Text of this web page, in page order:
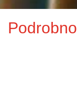
Podrobno